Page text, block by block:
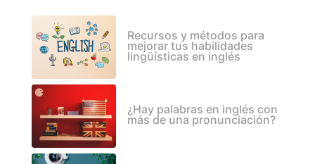
Recursos y métodos para
mejorar tus habilidades
lingüísticas en inglés
¿Hay palabras en inglés con
más de una pronunciación?